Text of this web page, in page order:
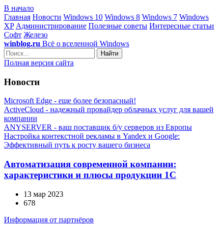
В начало
Главная Новости Windows 10 Windows 8 Windows 7 Windows
XP Администрирование Полезные советы Интересные статьи
Софт Железо
winblog.ru Всё о вселенной Windows
Найти
Полная версия сайта
Новости
Microsoft Edge - еще более безопасный!
ActiveCloud - надежный провайдер облачных услуг для вашей
компании
ANYSERVER - ваш поставщик б/у серверов из Европы
Настройка контекстной рекламы в Yandex и Google:
Эффективный путь к росту вашего бизнеса
Автоматизация современной компании:
характеристики и плюсы продукции 1С
13 мар 2023
678
Информация от партнёров